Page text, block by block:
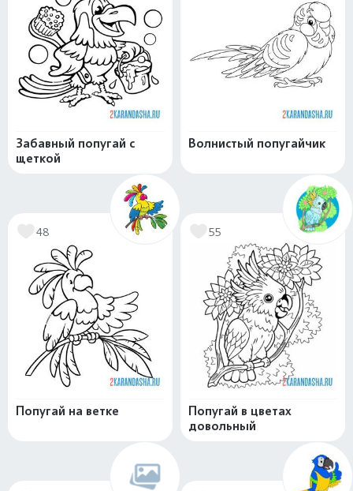
Забавный попугай с
щеткой
Волнистый попугайчик
48
Попугай на ветке
55
Попугай в цветах
довольный